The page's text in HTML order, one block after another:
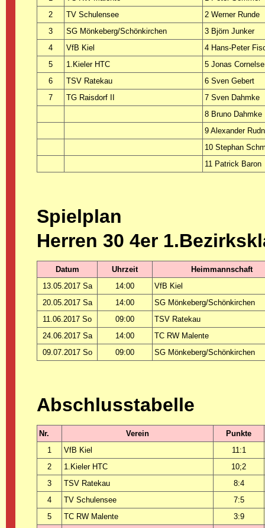
2
TV Schulensee
2 Werner Runde
3
SG Mönkeberg/Schönkirchen
3 Björn Junker
4
VfB Kiel
4 Hans-Peter
5
1.Kieler HTC
5 Jonas
6
TSV Ratekau
6 Sven Gebert
7
TG Raisdorf II
7 Sven Dahmke
8 Bruno Dahmke
9 Alexander
10 Stephan
11 Patrick Baron
Spielplan
Herren 30 4er
Datum Uhrzeit
Heimmannschaft
13.05.2017 Sa
14:00
VfB Kiel
20.05.2017 Sa
14:00
SG Mönkeberg/Schönkirchen
11.06.2017 So
09:00
TSV Ratekau
24.06.2017 Sa
14:00
TC RW Malente
09.07.2017 So
09:00 SG Mönkeberg/Schönkirchen
Abschlusstabelle
Nr. Verein
Punkte
1
VfB Kiel
11:1
2
1.Kieler HTC
10;2
3
TSV Ratekau
8:4
4
TV Schulensee
7:5
5
TC RW Malente
3:9